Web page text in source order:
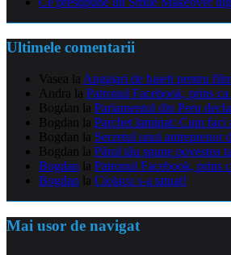
Ultimele comentarii
Vasea la Angajari de baieti pentru
Andra la Patronul Facebook, prins
Bogdan la Parlamentul din Peru
Bogdan la Parchet laminat: Cum faci
Bogdan la Secretul unui antreprenor
Bogdan la Părul tău spune povestea
Bogdan la Patronul Facebook, prins
Bogdan la Ciolacu s-a tatuat!
Mai usor de navigat